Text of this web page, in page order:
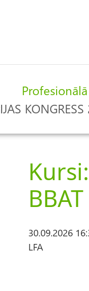
30.09.2026
LFA